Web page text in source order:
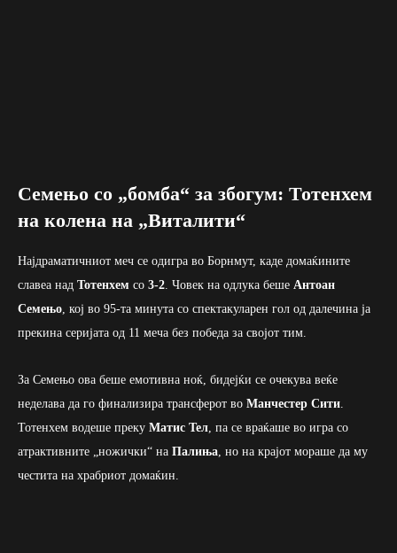
Семењо со „бомба“ за збогум: Тотенхем
на колена на „Виталити“
Најдраматичниот меч се одигра во Борнмут, каде домаќините
славеа над Тотенхем со 3-2 . Човек на одлука беше Антоан
Семењо , кој во 95-та минута со спектакуларен гол од далечина ја
прекина серијата од 11 меча без победа за својот тим.
За Семењо ова беше емотивна ноќ, бидејќи се очекува веќе
неделава да го финализира трансферот во Манчестер Сити
Тотенхем водеше преку Матис Тел , па се враќаше во игра со
атрактивните „ножички“ на Палиња , но на крајот мораше да му
честита на храбриот домаќин.